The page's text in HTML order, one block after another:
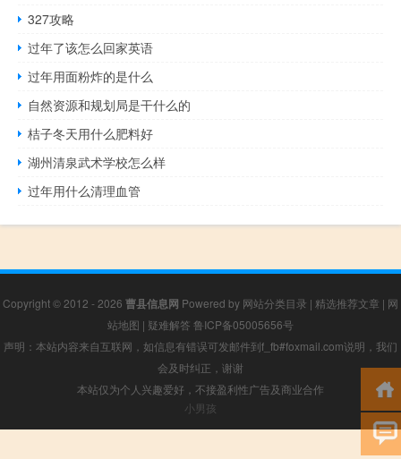
327攻略
过年了该怎么回家英语
过年用面粉炸的是什么
自然资源和规划局是干什么的
桔子冬天用什么肥料好
湖州清泉武术学校怎么样
过年用什么清理血管
Copyright © 2012 - 2026 曹县信息网 Powered by 网站分类目录 | 精选推荐文章 | 网
站地图 | 疑难解答 鲁ICP备05005656号
声明：本站内容来自互联网，如信息有错误可发邮件到f_fb#foxmail.com说明，我们
会及时纠正，谢谢
本站仅为个人兴趣爱好，不接盈利性广告及商业合作
小男孩